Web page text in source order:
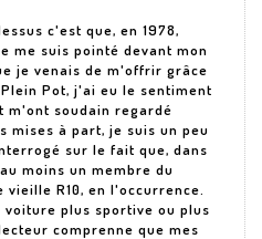
c'est que, en 1978,
me suis pointé devant mon
je venais de m'offrir grâce
Pot, j'ai eu le sentiment
m'ont soudain regardé
mises à part, je suis un peu
sur le fait que, dans
moins un membre du
R10, en l'occurrence.
plus sportive ou plus
comprenne que mes